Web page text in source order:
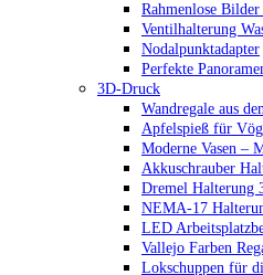
Rahmenlose
Ventilhalterung
Nodalpunktadapter
Perfekte
3D-Druck
Wandregale aus
Apfelspieß für
Moderne Vasen –
Akkuschrauber
Dremel Halterung
NEMA-17
LED
Vallejo Farben
Lokschuppen für